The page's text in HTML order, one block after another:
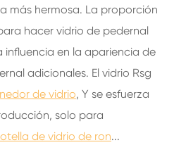
más hermosa. La proporción
hacer vidrio de pedernal
en la apariencia de
adicionales. El vidrio Rsg
de vidrio, Y se esfuerza
solo para
de vidrio de ron...